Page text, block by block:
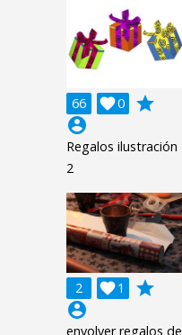
66 0

grade
account_circle
Regalos ilustración
2
2 1

grade
account_circle
envolver regalos de